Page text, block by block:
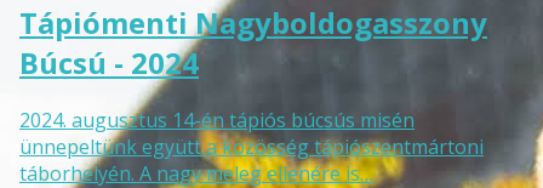
Tápiómenti Nagyboldogasszony
Búcsú - 2024
2024. augusztus 14-én tápiós búcsús misén
ünnepeltünk együtt a közösség tápiószentmártoni
táborhelyén. A nagy meleg ellenére is…